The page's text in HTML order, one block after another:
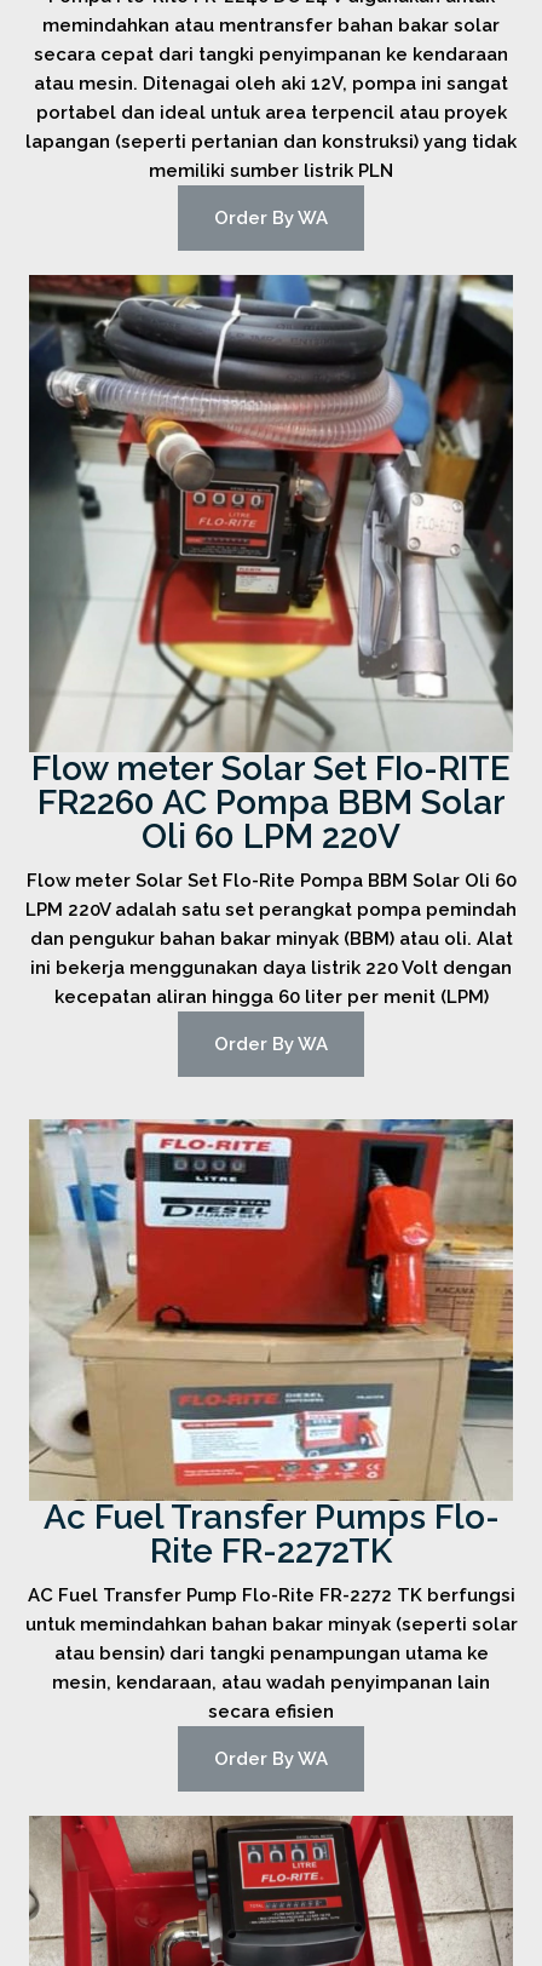
memindahkan atau mentransfer bahan bakar solar
secara cepat dari tangki penyimpanan ke kendaraan
atau mesin. Ditenagai oleh aki 12V, pompa ini sangat
portabel dan ideal untuk area terpencil atau proyek
lapangan (seperti pertanian dan konstruksi) yang tidak
memiliki sumber listrik PLN
Order By WA
Flow meter Solar Set FIo-RITE
FR2260 AC Pompa BBM Solar
Oli 60 LPM 220V
Flow meter Solar Set Flo-Rite Pompa BBM Solar Oli 60
LPM 220V adalah satu set perangkat pompa pemindah
dan pengukur bahan bakar minyak (BBM) atau oli. Alat
ini bekerja menggunakan daya listrik 220 Volt dengan
kecepatan aliran hingga 60 liter per menit (LPM)
Order By WA
Ac Fuel Transfer Pumps Flo-
Rite FR-2272TK
AC Fuel Transfer Pump Flo-Rite FR-2272 TK berfungsi
untuk memindahkan bahan bakar minyak (seperti solar
atau bensin) dari tangki penampungan utama ke
mesin, kendaraan, atau wadah penyimpanan lain
secara efisien
Order By WA